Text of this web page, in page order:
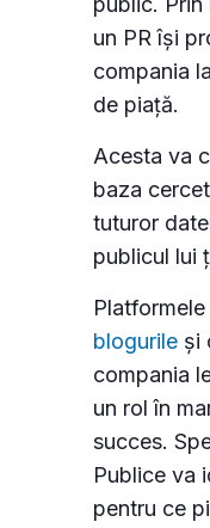
un PR își
compania
de piață.
Acesta va
baza
tuturor
publicul lui
blogurile și
compania
un rol în
succes.
Publice va
pentru ce